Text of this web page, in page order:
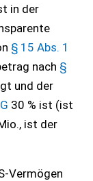
in der
§ 15 Abs. 1
nach §
und der
30 % ist (ist
ist der
Vermögen